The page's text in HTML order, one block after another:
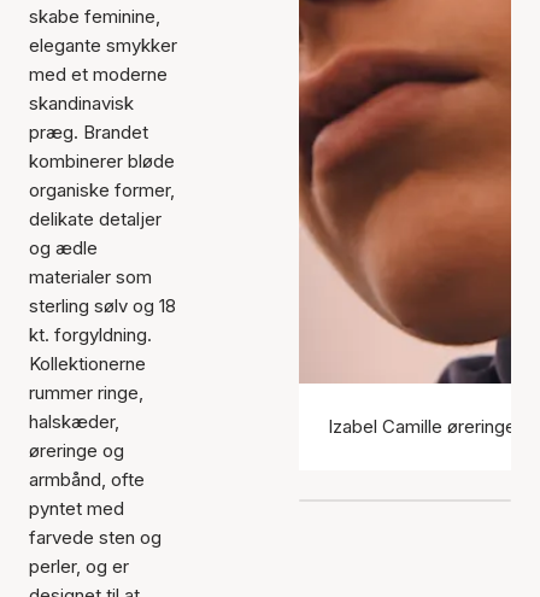
skabe feminine,
elegante smykker
med et moderne
skandinavisk
præg. Brandet
kombinerer bløde
organiske former,
delikate detaljer
og ædle
materialer som
sterling sølv og 18
kt. forgyldning.
Kollektionerne
rummer ringe,
halskæder,
øreringe og
armbånd, ofte
pyntet med
farvede sten og
perler, og er
Izabel Camille øreringe